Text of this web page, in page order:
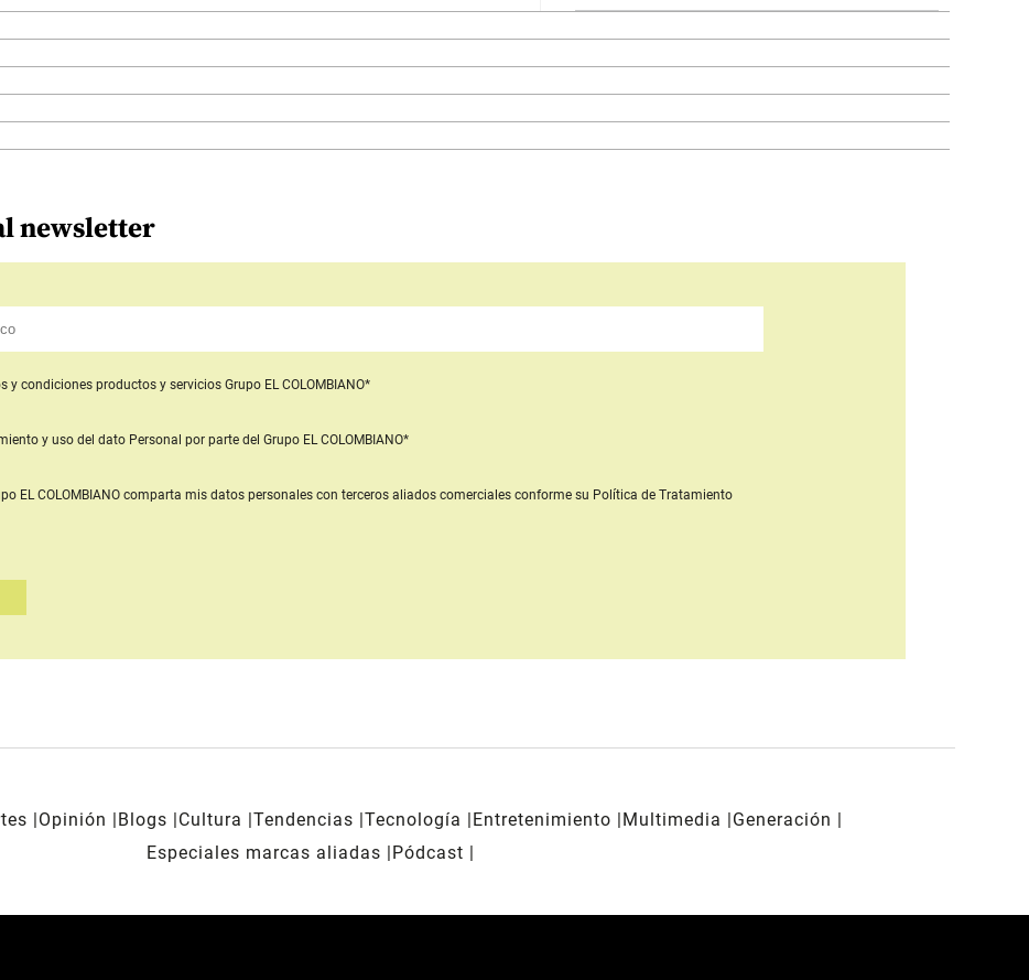
newsletter
y condiciones productos y servicios Grupo EL COLOMBIANO*
y uso del dato Personal por parte del Grupo EL COLOMBIANO*
EL COLOMBIANO comparta mis datos personales con terceros aliados comercialesconforme su Política de Tratamiento
Opinión Blogs Cultura Tendencias Tecnología Entretenimiento Multimedia
Generación
Especiales marcas aliadas
Pódcast